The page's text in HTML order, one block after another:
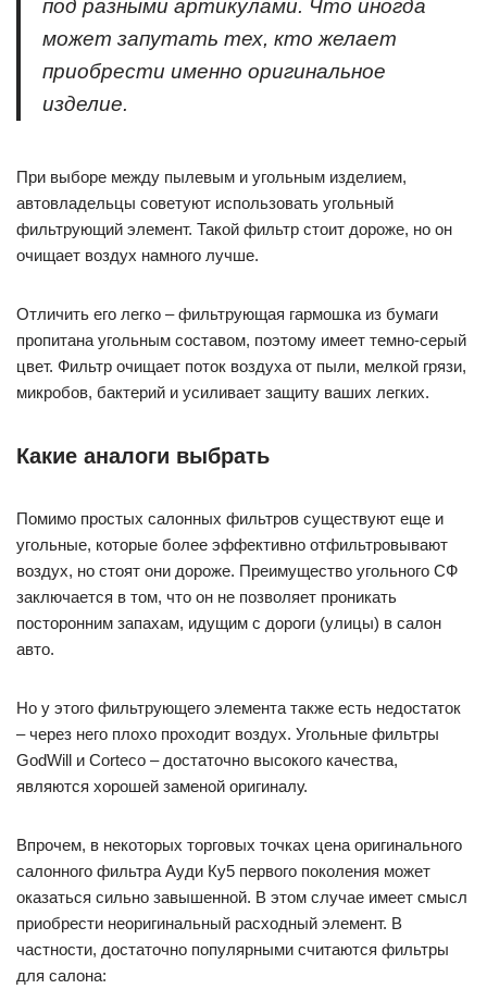
под разными артикулами. Что иногда
может запутать тех, кто желает
приобрести именно оригинальное
изделие.
При выборе между пылевым и угольным изделием,
автовладельцы советуют использовать угольный
фильтрующий элемент. Такой фильтр стоит дороже, но он
очищает воздух намного лучше.
Отличить его легко – фильтрующая гармошка из бумаги
пропитана угольным составом, поэтому имеет темно-серый
цвет. Фильтр очищает поток воздуха от пыли, мелкой грязи,
микробов, бактерий и усиливает защиту ваших легких.
Какие аналоги выбрать
Помимо простых салонных фильтров существуют еще и
угольные, которые более эффективно отфильтровывают
воздух, но стоят они дороже. Преимущество угольного СФ
заключается в том, что он не позволяет проникать
посторонним запахам, идущим с дороги (улицы) в салон
авто.
Но у этого фильтрующего элемента также есть недостаток
– через него плохо проходит воздух. Угольные фильтры
GodWill и Corteco – достаточно высокого качества,
являются хорошей заменой оригиналу.
Впрочем, в некоторых торговых точках цена оригинального
салонного фильтра Ауди Ку5 первого поколения может
оказаться сильно завышенной. В этом случае имеет смысл
приобрести неоригинальный расходный элемент. В
частности, достаточно популярными считаются фильтры
для салона: